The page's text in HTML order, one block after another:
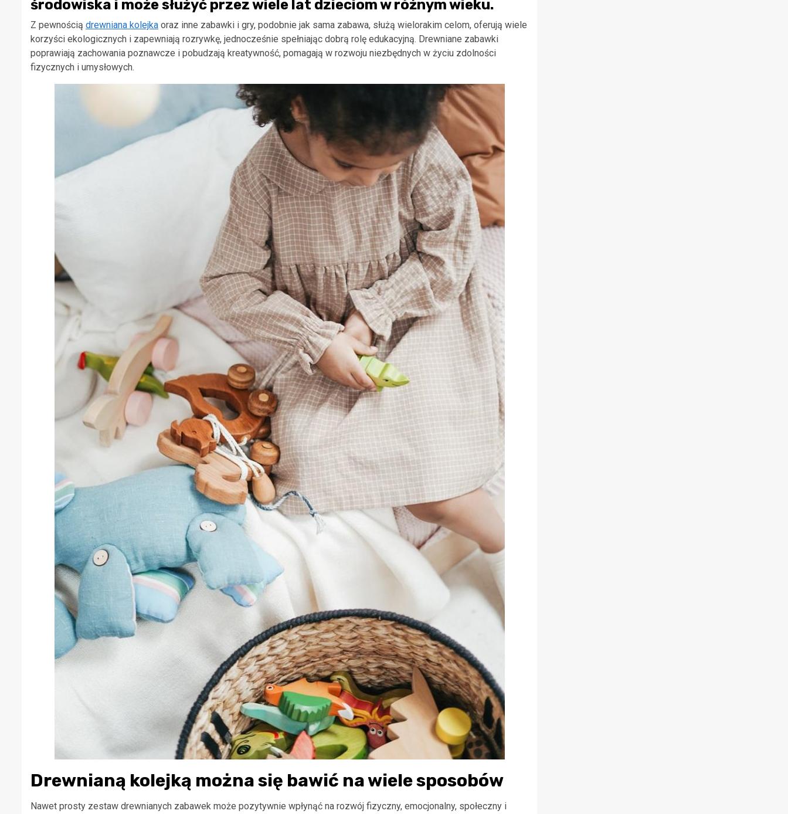
środowiska i może służyć przez wiele lat dzieciom w różnym wieku.
Z pewnością drewniana kolejka oraz inne zabawki i gry, podobnie jak sama zabawa, służą wielorakim celom, oferują wiele
korzyści ekologicznych i zapewniają rozrywkę, jednocześnie spełniając dobrą rolę edukacyjną. Drewniane zabawki
poprawiają zachowania poznawcze i pobudzają kreatywność, pomagają w rozwoju niezbędnych w życiu zdolności
fizycznych i umysłowych.
Drewnianą kolejką można się bawić na wiele sposobów
Nawet prosty zestaw drewnianych zabawek może pozytywnie wpłynąć na rozwój fizyczny, emocjonalny, społeczny i